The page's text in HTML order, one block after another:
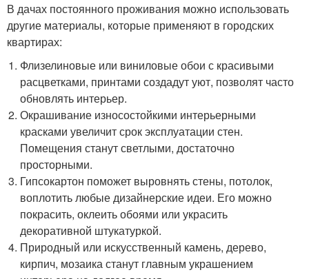
В дачах постоянного проживания можно использовать
другие материалы, которые применяют в городских
квартирах:
Флизелиновые или виниловые обои с красивыми
расцветками, принтами создадут уют, позволят часто
обновлять интерьер.
Окрашивание износостойкими интерьерными
красками увеличит срок эксплуатации стен.
Помещения станут светлыми, достаточно
просторными.
Гипсокартон поможет выровнять стены, потолок,
воплотить любые дизайнерские идеи. Его можно
покрасить, оклеить обоями или украсить
декоративной штукатуркой.
Природный или искусственный камень, дерево,
кирпич, мозаика станут главным украшением